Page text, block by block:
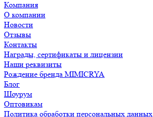
Компания
О компании
Новости
Отзывы
Контакты
Награды, сертификаты и лицензии
Наши реквизиты
Рождение бренда MIMICRYA
Блог
Шоурум
Оптовикам
Политика обработки персональных данных